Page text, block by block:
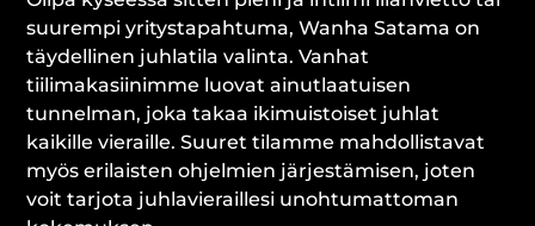
suurempi yritystapahtuma, Wanha Satama on
täydellinen juhlatila valinta. Vanhat
tiilimakasiinimme luovat ainutlaatuisen
tunnelman, joka takaa ikimuistoiset juhlat
kaikille vieraille. Suuret tilamme mahdollistavat
myös erilaisten ohjelmien järjestämisen, joten
voit tarjota juhlavieraillesi unohtumattoman